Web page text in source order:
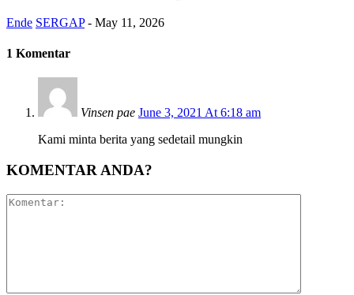
Ende SERGAP - May 11, 2026
1 Komentar
Vinsen pae June 3, 2021 At 6:18 am
Kami minta berita yang sedetail mungkin
KOMENTAR ANDA?